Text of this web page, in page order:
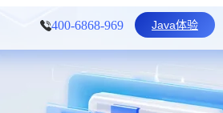
400-6868-969 Java体验